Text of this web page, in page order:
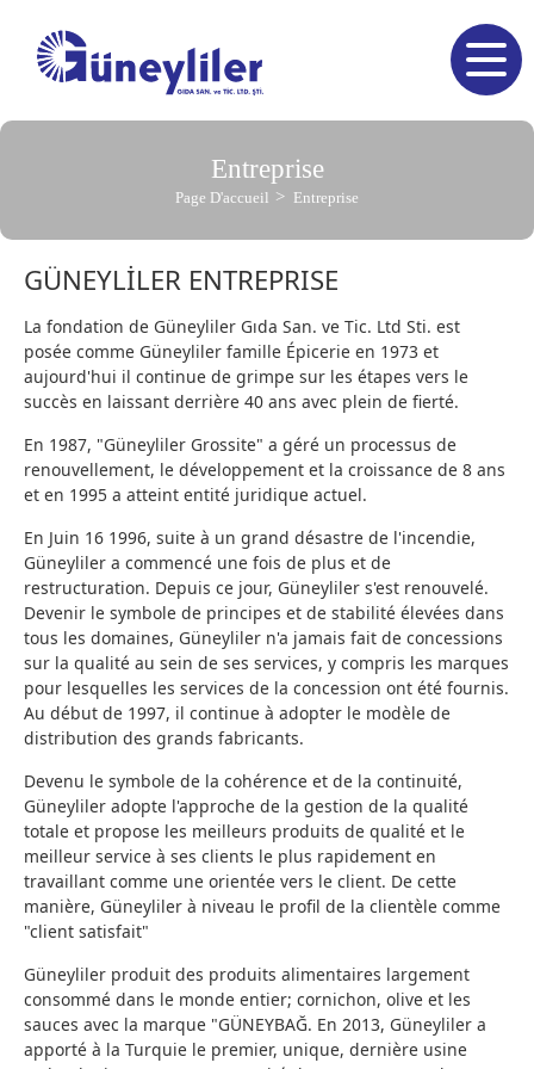
Page D'accueil Entreprise
Entreprise
GÜNEYLİLER ENTREPRISE
La fondation de Güneyliler Gıda San. ve Tic. Ltd Sti. est
posée comme Güneyliler famille Épicerie en 1973 et
aujourd'hui il continue de grimpe sur les étapes vers le
succès en laissant derrière 40 ans avec plein de fierté.
En 1987, "Güneyliler Grossite" a géré un processus de
renouvellement, le développement et la croissance de 8 ans
et en 1995 a atteint entité juridique actuel.
En Juin 16 1996, suite à un grand désastre de l'incendie,
Güneyliler a commencé une fois de plus et de
restructuration. Depuis ce jour, Güneyliler s'est renouvelé.
Devenir le symbole de principes et de stabilité élevées dans
tous les domaines, Güneyliler n'a jamais fait de concessions
sur la qualité au sein de ses services, y compris les marques
pour lesquelles les services de la concession ont été fournis.
Au début de 1997, il continue à adopter le modèle de
distribution des grands fabricants.
Devenu le symbole de la cohérence et de la continuité,
Güneyliler adopte l'approche de la gestion de la qualité
totale et propose les meilleurs produits de qualité et le
meilleur service à ses clients le plus rapidement en
travaillant comme une orientée vers le client. De cette
manière, Güneyliler à niveau le profil de la clientèle comme
"client satisfait"
Güneyliler produit des produits alimentaires largement
consommé dans le monde entier; cornichon, olive et les
sauces avec la marque "GÜNEYBAĞ. En 2013, Güneyliler a
apporté à la Turquie le premier, unique, dernière usine